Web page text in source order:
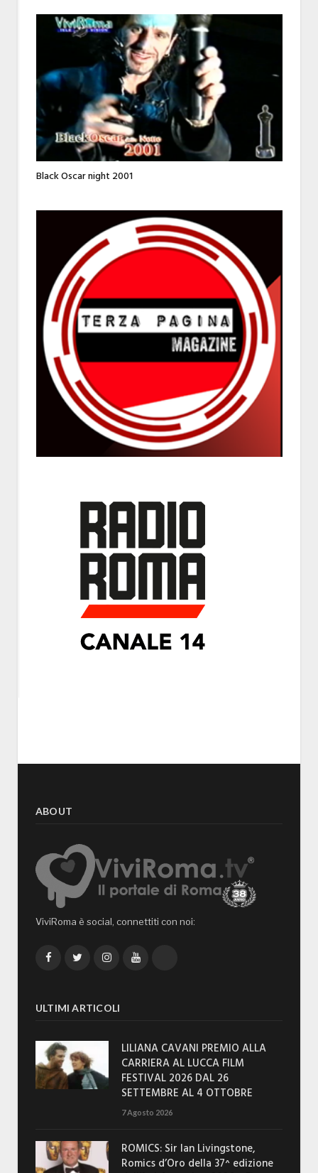
Black Oscar night 2001
ABOUT
ViviRoma è social, connettiti con noi:
FacebookTwitterInstagramYouTube
ULTIMI ARTICOLI
LILIANA CAVANI PREMIO ALLA
CARRIERA AL LUCCA FILM
FESTIVAL 2026 DAL 26
SETTEMBRE AL 4 OTTOBRE
7 Agosto 2026
ROMICS: Sir Ian Livingstone,
Romics d’Oro della 37^ edizione